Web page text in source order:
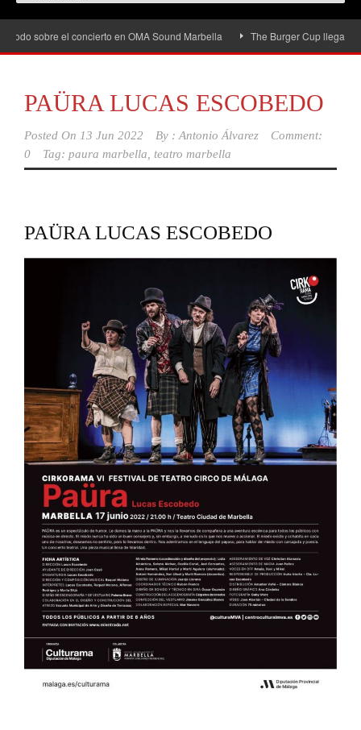
el concierto en OMA Sound Marbella The Burger Cup llega a San
PAÜRA LUCAS ESCOBEDO
Posted On 13 Jun 2022 By : Antonio Álvarez
Comment:
0
Tag: paura marbella teatro marbella
PAÜRA LUCAS ESCOBEDO